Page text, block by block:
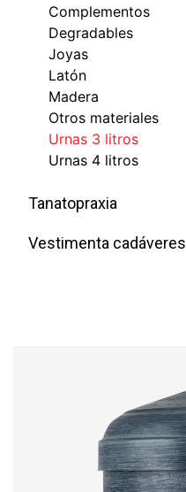
Complementos
Degradables
Joyas
Latón
Madera
Otros materiales
Urnas 3 litros
Urnas 4 litros
Tanatopraxia
Vestimenta cadáveres